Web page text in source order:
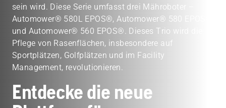
sein wird. Diese Serie umfasst drei Mähroboter –
Automower® 580L EPOS®, Automower® 580 EPOS®
und Automower® 560 EPOS®. Dieses Trio wird die
Pflege von Rasenflächen, insbesondere auf
Sportplätzen, Golfplätzen und im Facility
Management, revolutionieren.
Entdecke die neue